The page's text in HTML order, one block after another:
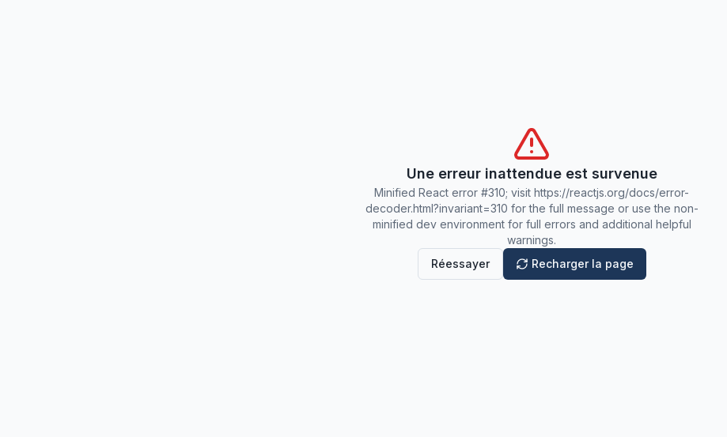
Une erreur inattendue est survenue
Minified React error #310; visit https://reactjs.org/docs/error-
decoder.html?invariant=310 for the full message or use the non-
minified dev environment for full errors and additional helpful
warnings.
Réessayer
Recharger la page